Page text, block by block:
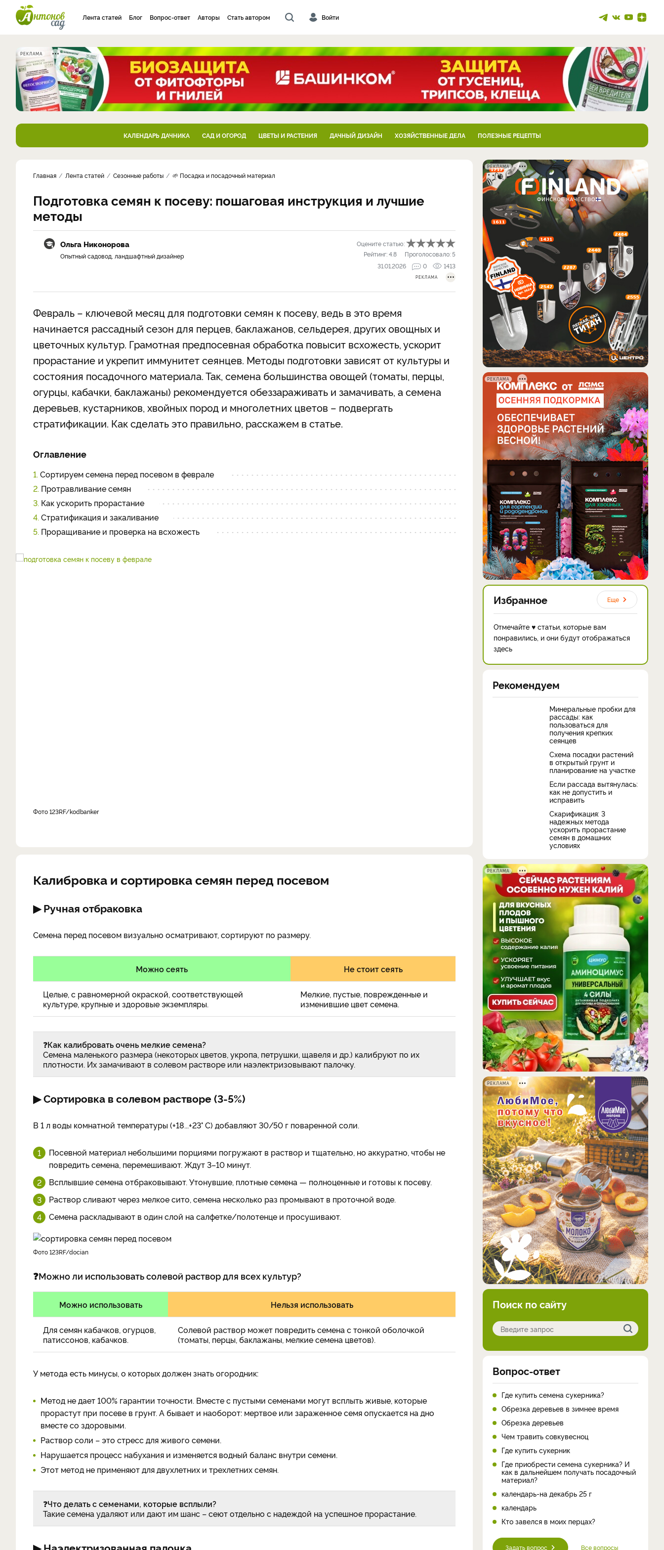
Лента статей Блог Вопрос-ответ Авторы Стать автором Войти
РЕКЛАМА
КАЛЕНДАРЬ ДАЧНИКА САД И ОГОРОД ЦВЕТЫ И РАСТЕНИЯ ДАЧНЫЙ ДИЗАЙН ХОЗЯЙСТВЕННЫЕ ДЕЛА ПОЛЕЗНЫЕ РЕЦЕПТЫ
Главная Лента статей Сезонные работы 🌱 Посадка и посадочный материал
Подготовка семян к посеву: пошаговая инструкция и лучшие
методы
Ольга Никонорова
Опытный садовод, ландшафтный дизайнер
Оцените статью:
Рейтинг:4.8 Проголосовало:5
31.01.2026
0 1413
РЕКЛАМА
Февраль – ключевой месяц для подготовки семян к посеву, ведь в это время
начинается рассадный сезон для перцев, баклажанов, сельдерея, других овощных и
цветочных культур. Грамотная предпосевная обработка повысит всхожесть, ускорит
прорастание и укрепит иммунитет сеянцев. Методы подготовки зависят от культуры и
состояния посадочного материала. Так, семена большинства овощей (томаты, перцы,
огурцы, кабачки, баклажаны) рекомендуется обеззараживать и замачивать, а семена
деревьев, кустарников, хвойных пород и многолетних цветов – подвергать
стратификации. Как сделать это правильно, расскажем в статье.
Оглавление
1. Сортируем семена перед посевом в феврале
2. Протравливание семян
3. Как ускорить прорастание
4. Стратификация и закаливание
5. Проращивание и проверка на всхожесть
фото 123RF/kodbanker
Калибровка и сортировка семян перед посевом
▶ Ручная отбраковка
Семена перед посевом визуально осматривают, сортируют по размеру.
Можно сеять Не стоит сеять
Целые, с равномерной окраской, соответствующей
культуре, крупные и здоровые экземпляры.
Мелкие, пустые, поврежденные и
изменившие цвет семена.
❓Как калибровать очень мелкие семена?
Семена маленького размера (некоторых цветов, укропа, петрушки, щавеля и др.) калибруют по их
плотности. Их замачивают в солевом растворе или наэлектризовывают палочку.
▶ Сортировка в солевом растворе (3-5%)
В 1 л воды комнатной температуры (+18...+23° С) добавляют 30/50 г поваренной соли.
Посевной материал небольшими порциями погружают в раствор и тщательно, но аккуратно, чтобы не
повредить семена, перемешивают. Ждут 3–10 минут.
Всплывшие семена отбраковывают. Утонувшие, плотные семена — полноценные и готовы к посеву.
Раствор сливают через мелкое сито, семена несколько раз промывают в проточной воде.
Семена раскладывают в один слой на салфетке/полотенце и просушивают.
фото 123RF/docian
❓Можно ли использовать солевой раствор для всех культур?
Можно использовать Нельзя использовать
Для семян кабачков, огурцов,
патиссонов, кабачков.
Солевой раствор может повредить семена с тонкой оболочкой
(томаты, перцы, баклажаны, мелкие семена цветов).
У метода есть минусы, о которых должен знать огородник:
Метод не дает 100% гарантии точности. Вместе с пустыми семенами могут всплыть живые, которые
прорастут при посеве в грунт. А бывает и наоборот: мертвое или зараженное семя опускается на дно
вместе со здоровыми.
Раствор соли – это стресс для живого семени.
Нарушается процесс набухания и изменяется водный баланс внутри семени.
Этот метод не применяют для двухлетних и трехлетних семян.
❓Что делать с семенами, которые всплыли?
Такие семена удаляют или дают им шанс – сеют отдельно с надеждой на успешное прорастание.
РЕКЛАМА
РЕКЛАМА
Избранное Еще
Отмечайте ♥ статьи, которые вам
понравились, и они будут отображаться
здесь
Рекомендуем
Минеральные пробки для
рассады: как
пользоваться для
получения крепких
сеянцев
Схема посадки растений
в открытый грунт и
планирование на участке
Если рассада вытянулась:
как не допустить и
исправить
Скарификация: 3
надежных метода
ускорить прорастание
семян в домашних
условиях
РЕКЛАМА
РЕКЛАМА
Поиск по сайту
Вопрос-ответ
Где купить семена сукерника?
Обрезка деревьев в зимнее время
Обрезка деревьев
Чем травить совкувесноц
Где купить сукерник
Где приобрести семена сукерника? И
как в дальнейшем получать посадочный
материал?
календарь-на декабрь 25 г
календарь
Кто завелся в моих перцах?
Задать вопрос Все вопросы